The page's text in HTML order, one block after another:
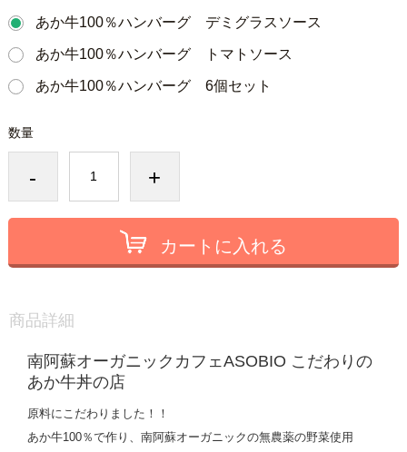
あか牛100％ハンバーグ デミグラスソース
あか牛100％ハンバーグ トマトソース
あか牛100％ハンバーグ 6個セット
数量
- +
カートに入れる
商品詳細
南阿蘇オーガニックカフェASOBIO こだわりの
あか牛丼の店
原料にこだわりました！！
あか牛100％で作り、南阿蘇オーガニックの無農薬の野菜使用